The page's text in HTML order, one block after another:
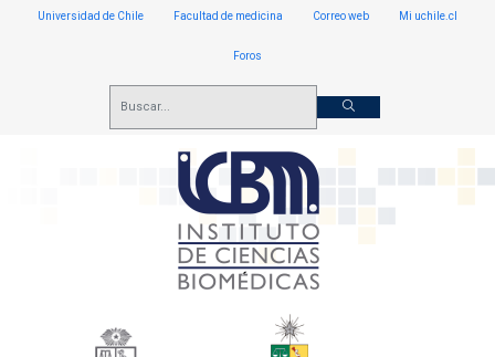
Universidad de Chile Facultad de medicina Correo web Mi uchile.cl
Foros